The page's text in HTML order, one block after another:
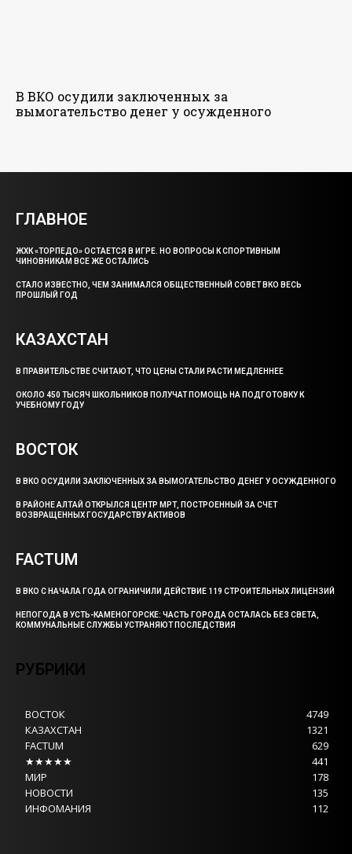
В ВКО осудили заключенных за
вымогательство денег у осужденного
ГЛАВНОЕ
ЖХК «ТОРПЕДО» ОСТАЕТСЯ В ИГРЕ. НО ВОПРОСЫ К СПОРТИВНЫМ
ЧИНОВНИКАМ ВСЕ ЖЕ ОСТАЛИСЬ
СТАЛО ИЗВЕСТНО, ЧЕМ ЗАНИМАЛСЯ ОБЩЕСТВЕННЫЙ СОВЕТ ВКО ВЕСЬ
ПРОШЛЫЙ ГОД
КАЗАХСТАН
В ПРАВИТЕЛЬСТВЕ СЧИТАЮТ, ЧТО ЦЕНЫ СТАЛИ РАСТИ МЕДЛЕННЕЕ
ОКОЛО 450 ТЫСЯЧ ШКОЛЬНИКОВ ПОЛУЧАТ ПОМОЩЬ НА ПОДГОТОВКУ К
УЧЕБНОМУ ГОДУ
ВОСТОК
В ВКО ОСУДИЛИ ЗАКЛЮЧЕННЫХ ЗА ВЫМОГАТЕЛЬСТВО ДЕНЕГ У ОСУЖДЕННОГО
В РАЙОНЕ АЛТАЙ ОТКРЫЛСЯ ЦЕНТР МРТ, ПОСТРОЕННЫЙ ЗА СЧЕТ
ВОЗВРАЩЕННЫХ ГОСУДАРСТВУ АКТИВОВ
FACTUM
В ВКО С НАЧАЛА ГОДА ОГРАНИЧИЛИ ДЕЙСТВИЕ 119 СТРОИТЕЛЬНЫХ ЛИЦЕНЗИЙ
НЕПОГОДА В УСТЬ-КАМЕНОГОРСКЕ: ЧАСТЬ ГОРОДА ОСТАЛАСЬ БЕЗ СВЕТА,
КОММУНАЛЬНЫЕ СЛУЖБЫ УСТРАНЯЮТ ПОСЛЕДСТВИЯ
РУБРИКИ
ВОСТОК
4749
КАЗАХСТАН
1321
FACTUM
629
★★★★★
441
МИР
178
НОВОСТИ
135
ИНФОМАНИЯ
112